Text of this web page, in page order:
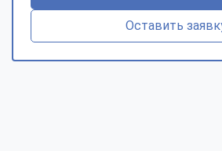
Оставить